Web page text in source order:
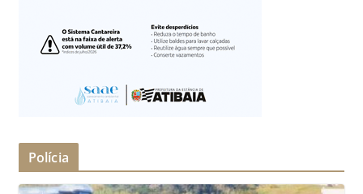
Polícia